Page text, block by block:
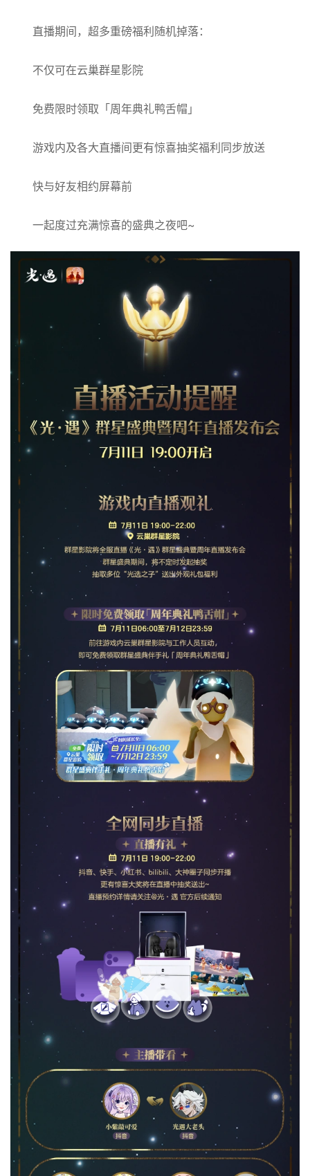
直播期间，超多重磅福利随机掉落：
不仅可在云巢群星影院
免费限时领取「周年典礼鸭舌帽」
游戏内及各大直播间更有惊喜抽奖福利同步放送
快与好友相约屏幕前
一起度过充满惊喜的盛典之夜吧~